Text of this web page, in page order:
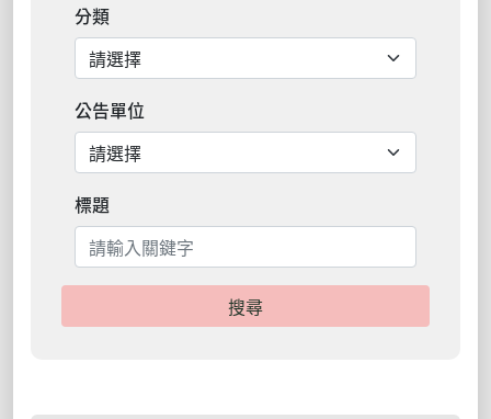
分類
公告單位
標題
搜尋